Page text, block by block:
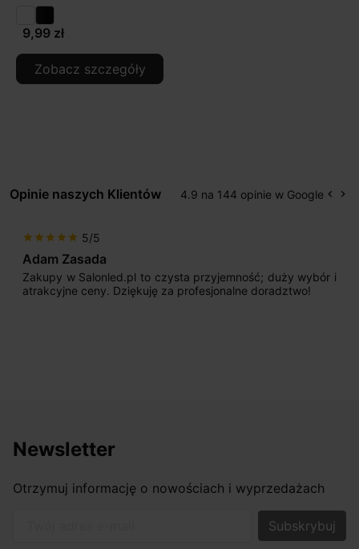
9,99 zł
Zobacz szczegóły
Opinie naszych Klientów 4.9 na 144 opinie w Google keyboard_arrow_left keyboard_arrow_right
star star star star star 5/5
Adam Zasada
Zakupy w Salonled.pl to czysta przyjemność; duży wybór i
atrakcyjne ceny. Dziękuję za profesjonalne doradztwo!
Newsletter
Otrzymuj informację o nowościach i wyprzedażach